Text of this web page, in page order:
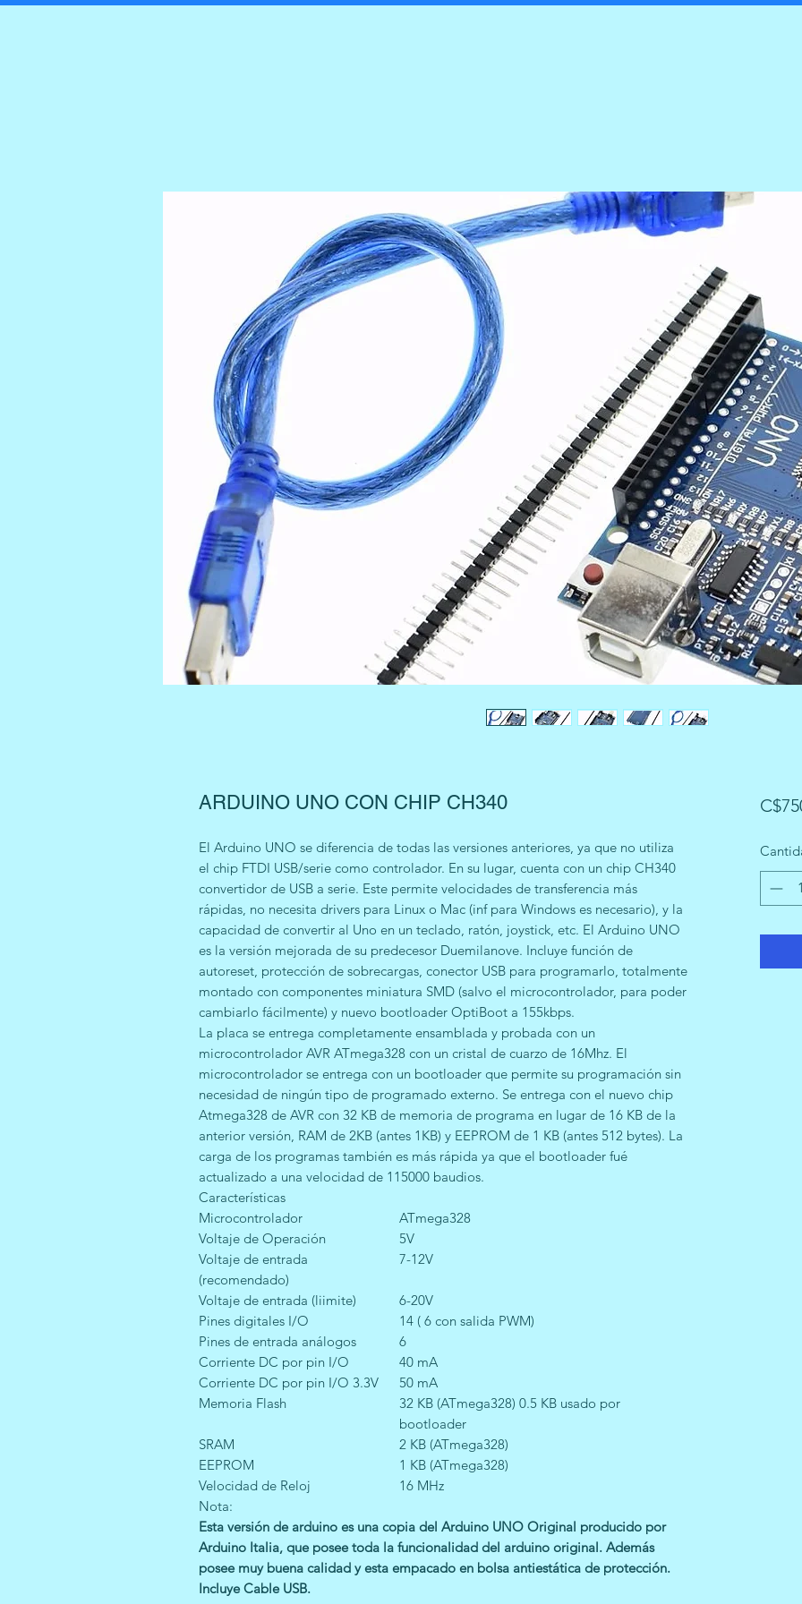
ARDUINO UNO CON CHIP CH340
El Arduino UNO se diferencia de todas las versiones anteriores, ya que no utiliza
el chip FTDI USB/serie como controlador. En su lugar, cuenta con un chip CH340
convertidor de USB a serie. Este permite velocidades de transferencia más
rápidas, no necesita drivers para Linux o Mac (inf para Windows es necesario), y la
capacidad de convertir al Uno en un teclado, ratón, joystick, etc. El Arduino UNO
es la versión mejorada de su predecesor Duemilanove. Incluye función de
autoreset, protección de sobrecargas, conector USB para programarlo, totalmente
montado con componentes miniatura SMD (salvo el microcontrolador, para poder
cambiarlo fácilmente) y nuevo bootloader OptiBoot a 155kbps.
La placa se entrega completamente ensamblada y probada con un
microcontrolador AVR ATmega328 con un cristal de cuarzo de 16Mhz. El
microcontrolador se entrega con un bootloader que permite su programación sin
necesidad de ningún tipo de programado externo. Se entrega con el nuevo chip
Atmega328 de AVR con 32 KB de memoria de programa en lugar de 16 KB de la
anterior versión, RAM de 2KB (antes 1KB) y EEPROM de 1 KB (antes 512 bytes). La
carga de los programas también es más rápida ya que el bootloader fué
actualizado a una velocidad de 115000 baudios.
Características
Microcontrolador
ATmega328
Voltaje de Operación
5V
Voltaje de entrada
(recomendado)
7-12V
Voltaje de entrada (liimite)
6-20V
Pines digitales I/O
14 ( 6 con salida PWM)
Pines de entrada análogos
6
Corriente DC por pin I/O
40 mA
Corriente DC por pin I/O 3.3V
50 mA
Memoria Flash
32 KB (ATmega328) 0.5 KB usado por
bootloader
SRAM
2 KB (ATmega328)
EEPROM
1 KB (ATmega328)
Velocidad de Reloj
16 MHz
Nota:
Esta versión de arduino es una copia del Arduino UNO Original producido por
Arduino Italia, que posee toda la funcionalidad del arduino original. Además
posee muy buena calidad y esta empacado en bolsa antiestática de protección.
Incluye Cable USB.